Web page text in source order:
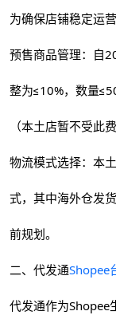
为确保店铺稳定运
预售商品管理：自
整为≤10%，数量
（本土店暂不受此
物流模式选择：本
式，其中海外仓发
前规划。
二、代发通Shopee
代发通作为Shopee